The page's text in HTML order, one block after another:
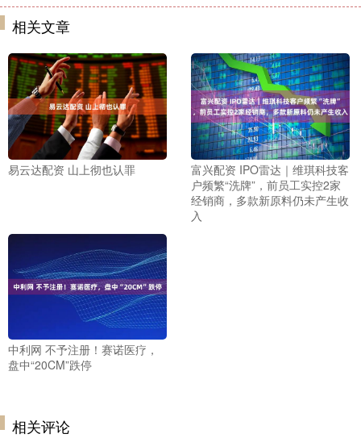
相关文章
易云达配资 山上彻也认罪
富兴配资 IPO雷达｜维琪科技客
户频繁“洗牌”，前员工实控2家
经销商，多款新原料仍未产生收
入
中利网 不予注册！赛诺医疗，
盘中“20CM”跌停
相关评论